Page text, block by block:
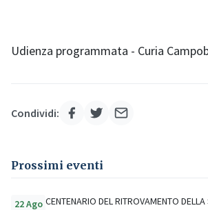
Udienza programmata - Curia
Condividi:
Prossimi eventi
22 Ago CENTENARIO DEL RITROVAMENTO DELLA